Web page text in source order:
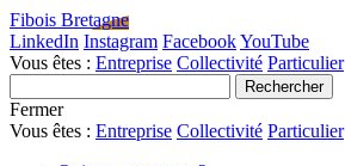
Fibois Bretagne
LinkedIn Instagram FacebookYouTube
Vous êtes : Entreprise Collectivité Particulier
Fermer
Vous êtes : Entreprise Collectivité Particulier